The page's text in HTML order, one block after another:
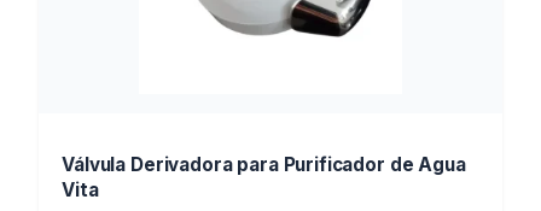
Válvula Derivadora para Purificador de Agua
Vita